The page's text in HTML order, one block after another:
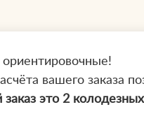
вашего заказа
это 2